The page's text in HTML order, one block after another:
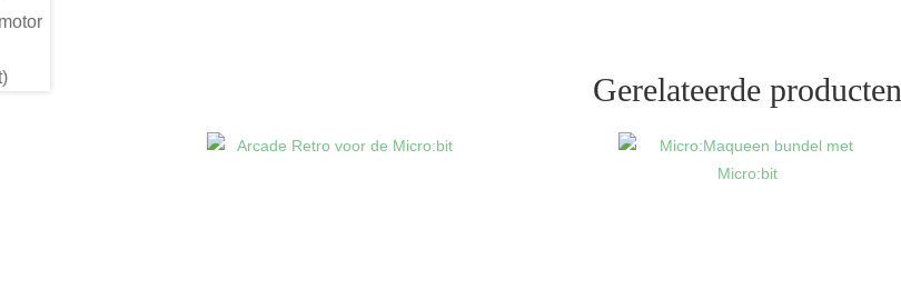
Gerelateerde producten